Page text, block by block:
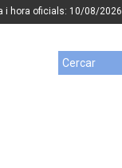
i hora oficials: 10/08/2026